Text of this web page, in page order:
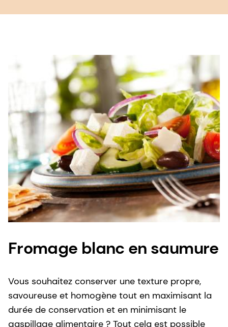
Fromage blanc en saumure
Vous souhaitez conserver une texture propre,
savoureuse et homogène tout en maximisant la
durée de conservation et en minimisant le
gaspillage alimentaire ? Tout cela est possible